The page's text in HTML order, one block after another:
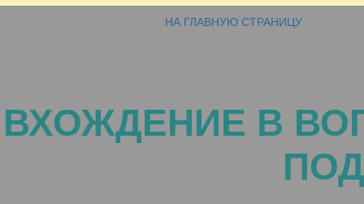
НА ГЛАВНУЮ СТРАНИЦУ
ВХОЖДЕНИЕ В